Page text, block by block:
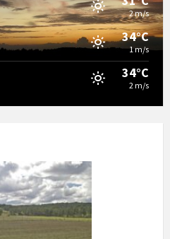
2 m/s
34°C
1 m/s
34°C
2 m/s